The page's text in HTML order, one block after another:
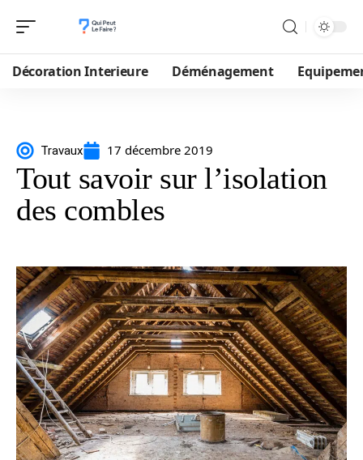
Décoration Interieure Déménagement
Travaux 17 décembre 2019
Tout savoir sur l’isolation
des combles